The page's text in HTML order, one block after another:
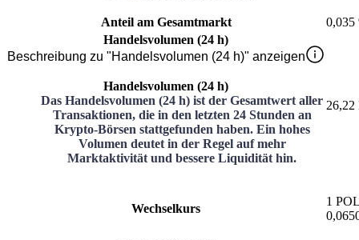
Anteil am Gesamtmarkt
0,035
Handelsvolumen (24 h)
Beschreibung zu "Handelsvolumen (24 h)" anzeigen
Handelsvolumen (24 h)
Das Handelsvolumen (24 h) ist der Gesamtwert aller
Transaktionen, die in den letzten 24 Stunden an
Krypto-Börsen stattgefunden haben. Ein hohes
Volumen deutet in der Regel auf mehr
Marktaktivität und bessere Liquidität hin.
Wechselkurs
1 POL